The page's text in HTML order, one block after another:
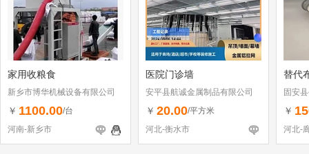
家用收粮食
新乡市博华机械设备有限公司
￥ 1100.00/台
河南-新乡市
医院门诊墙
安平县航诚金属制品有限公司
￥ 20.00/平方米
河北-衡水市
替代
固安
￥
河北-